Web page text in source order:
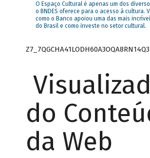
O Espaço Cultural é apenas um dos
o BNDES oferece para o acesso à cultura.
como o Banco apoiou uma das mais
do Brasil e como investe no setor cultural.
Z7_7QGCHA41LODH60A3OQA8RN14Q3
do
da Web